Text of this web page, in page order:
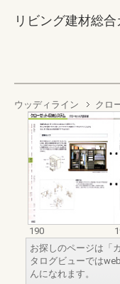
リビング建材総
ウッディライン クロ
190
お探しのページは「
タログビューでは
んになれます。